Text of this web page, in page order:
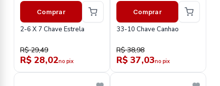
Comprar
2-6 X 7 Chave Estrela
R$ 29,49
R$ 28,02no pix
Comprar
33-10 Chave Canhao
R$ 38,98
R$ 37,03no pix